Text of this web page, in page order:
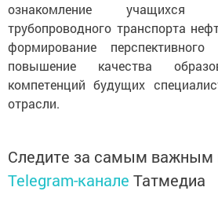
ознакомление
трубопроводного транспорта
формирование перспективного
повышение качества
компетенций будущих
отрасли.
Следите за самым важным
Telegram-канале Татмедиа